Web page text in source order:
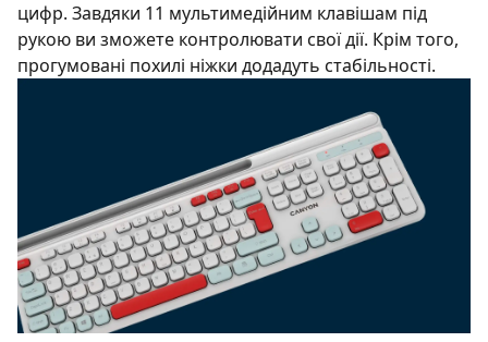
цифр. Завдяки 11 мультимедійним клавішам під
рукою ви зможете контролювати свої дії. Крім того,
прогумовані похилі ніжки додадуть стабільності.